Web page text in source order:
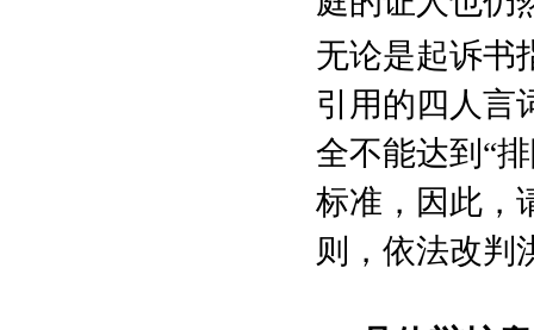
无论是起诉书
引用的四人言
全不能达到“
标准，因此，
则，依法改判